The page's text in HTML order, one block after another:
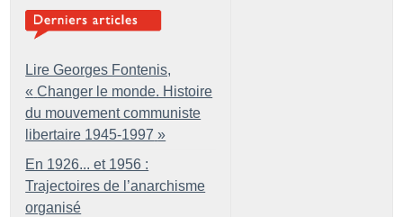
Lire Georges Fontenis,
« Changer le monde. Histoire
du mouvement communiste
libertaire 1945-1997 »
En 1926... et 1956 :
Trajectoires de l’anarchisme
organisé